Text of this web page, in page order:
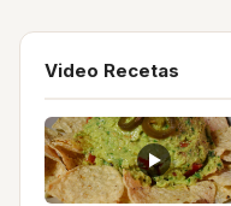
Video Recetas